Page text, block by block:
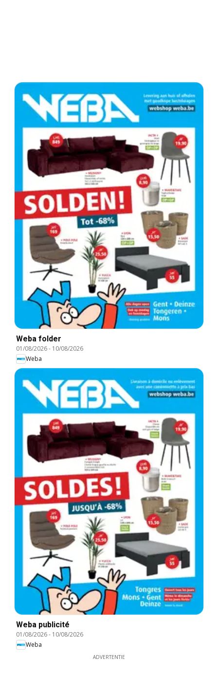
Weba folder
01/08/2026- 10/08/2026
Weba
Weba publicité
01/08/2026- 10/08/2026
Weba
ADVERTENTIE